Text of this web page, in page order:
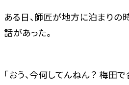
ある日、師匠が地方に泊まりの
話があった。
「おう、今何してんねん？ 梅田